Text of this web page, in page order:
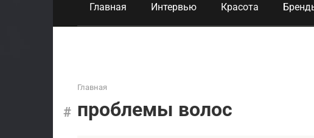
Главная Интервью Красота
Главная
проблемы волос